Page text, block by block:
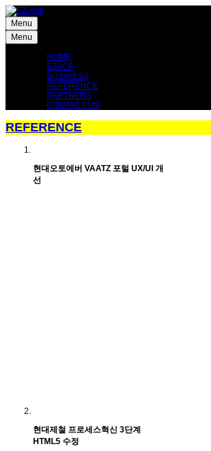
Menu
Menu
HOME
EZACE
BUSINESS
REFERENCE
PARTNERS
CONTACT US
REFERENCE
현대오토에버 VAATZ 포털 UX/UI 개
선
현대제철 프로세스혁신 3단계
HTML5 수정